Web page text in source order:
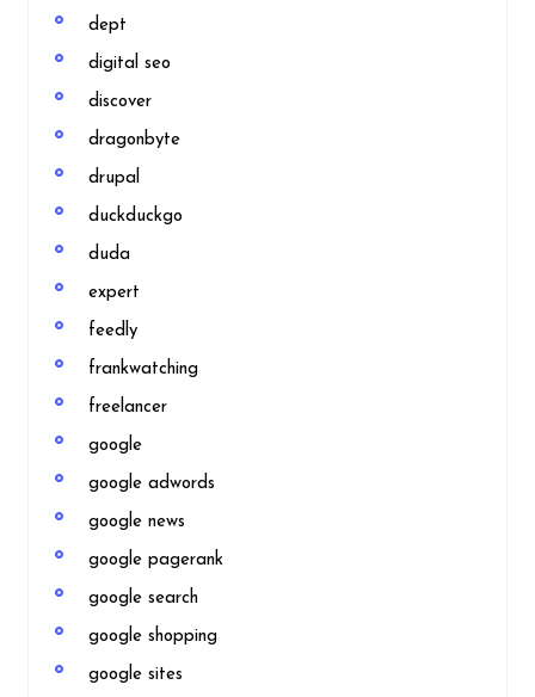
dept
digital seo
discover
dragonbyte
drupal
duckduckgo
duda
expert
feedly
frankwatching
freelancer
google
google adwords
google news
google pagerank
google search
google shopping
google sites